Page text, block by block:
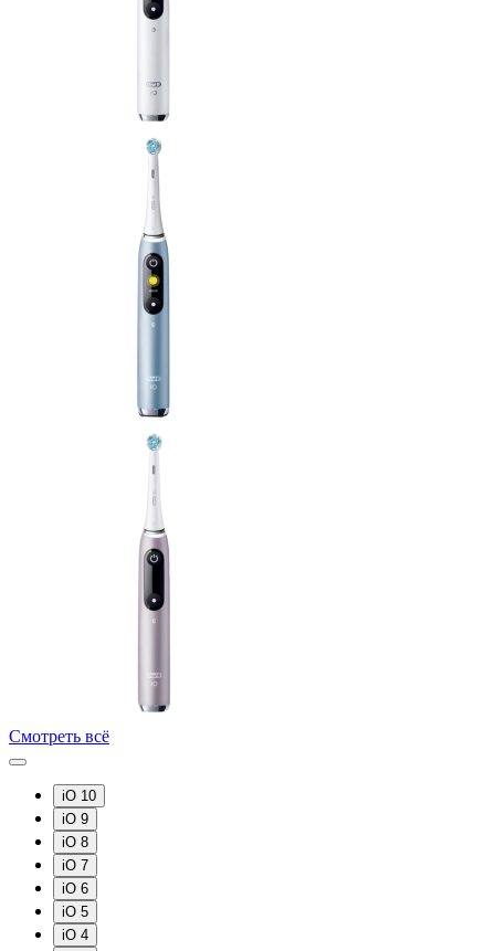
Смотреть всё
iO 10
iO 9
iO 8
iO 7
iO 6
iO 5
iO 4